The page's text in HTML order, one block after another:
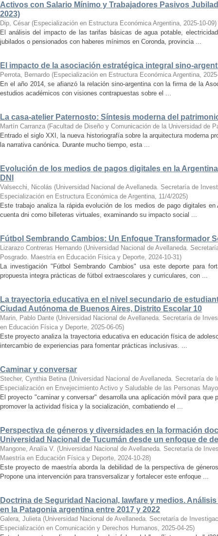
Activos con Salario Mínimo y Trabajadores Pasivos
2023)
Dip, César (Especialización en Estructura Económica Argentina, 2025-10-09)
El análisis del impacto de las tarifas básicas de agua potable,
jubilados o pensionados con haberes mínimos en Coronda, provincia ...
El impacto de la asociación estratégica integral sino-
Perrota, Bernardo (Especialización en Estructura Económica Argentina,
En el año 2014, se afianzó la relación sino-argentina con la firma de la
estudios académicos con visiones contrapuestas sobre el ...
La casa-atelier Paternosto: Síntesis moderna del
Martín Carranza (Facultad de Diseño y Comunicación de la Universidad de
Entrado el siglo XXI, la nueva historiografía sobre la arquitectura moderna
la narrativa canónica. Durante mucho tiempo, esta ...
Evolución de los medios de pagos digitales en la
DNI
Valsecchi, Nicolás (Universidad Nacional de Avellaneda. Secretaría de
Especialización en Estructura Económica de Argentina, 11/4/2025)
Este trabajo analiza la rápida evolución de los medios de pago digitales
cuenta dni como billeteras virtuales, examinando su impacto social ...
Fútbol Sembrando Cambios: Un Enfoque Transformador
Lizarazo Contreras Hernando (Universidad Nacional de Avellaneda.
Posgrado. Maestría en Educación Física y Deporte, 2024-10-31)
La investigación "Fútbol Sembrando Cambios" usa este deporte para
propuesta integra prácticas de fútbol extraescolares y curriculares, con ...
La trayectoria educativa en el nivel secundario de
Ciudad Autónoma de Buenos Aires, Distrito Escolar 10
Marin, Pablo Dante (Universidad Nacional de Avellaneda. Secretaría de
en Educación Física y Deporte, 2025-06-05)
Este proyecto analiza la trayectoria educativa en educación física de
intercambio de experiencias para fomentar prácticas inclusivas. ...
Caminar y conversar
Stecher, Cynthia Betina (Universidad Nacional de Avellaneda. Secretaría
Especialización en Envejecimiento Activo y Saludable de las Personas
El proyecto "caminar y conversar" desarrolla una aplicación móvil para
promover la actividad física y la socialización, combatiendo el ...
Perspectiva de géneros y diversidades en la formación
Universidad Nacional de Tucumán desde un enfoque de
Mangone, Analía V. (Universidad Nacional de Avellaneda. Secretaría de
Maestría en Educación Física y Deporte, 2024-10-28)
Este proyecto de maestría aborda la debilidad de la perspectiva de
Propone una intervención para transversalizar y fortalecer este enfoque ...
Doctrina de Seguridad Nacional, lawfare y medios.
en la Patagonia argentina entre 2017 y 2022
Galera, Julieta (Universidad Nacional de Avellaneda. Secretaría de
Especialización en Comunicación y Derechos Humanos, 2025-04-25)